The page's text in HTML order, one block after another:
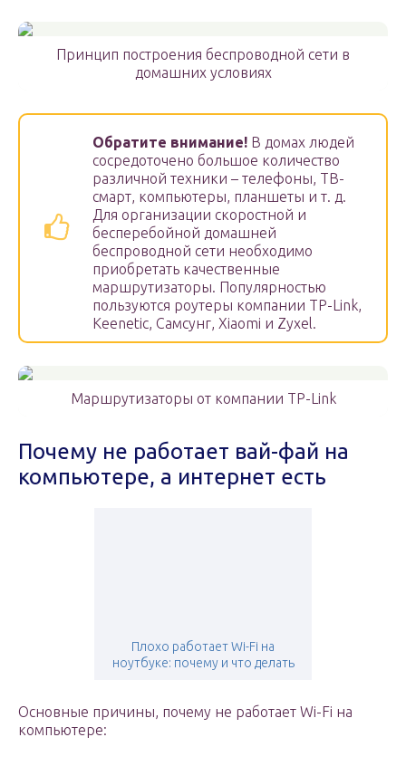
Принцип построения беспроводной сети в
домашних условиях
Обратите внимание! В домах людей
сосредоточено большое количество
различной техники – телефоны, ТВ-
смарт, компьютеры, планшеты и т. д.
Для организации скоростной и
бесперебойной домашней
беспроводной сети необходимо
приобретать качественные
маршрутизаторы. Популярностью
пользуются роутеры компании TP-Link,
Keenetic, Самсунг, Xiaomi и Zyxel.
Маршрутизаторы от компании TP-Link
Почему не работает вай-фай на
компьютере, а интернет есть
Плохо работает Wi-Fi на
ноутбуке: почему и что делать
Основные причины, почему не работает Wi-Fi на
компьютере: